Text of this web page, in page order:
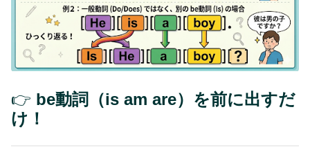
👉 be動詞（is am are）を前に出すだ
け！